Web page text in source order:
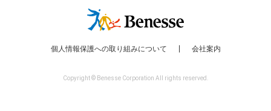
個人情報保護への取り組みについて 会社案内
Copyright © Benesse Corporation All rights reserved.